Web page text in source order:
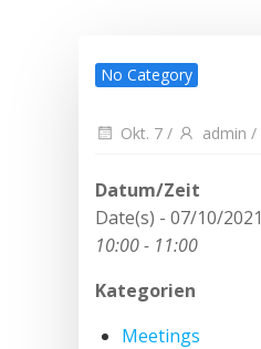
No Category
Okt. 7 / admin /
Datum/Zeit
Date(s) - 07/10/2021
10:00 - 11:00
Kategorien
Meetings